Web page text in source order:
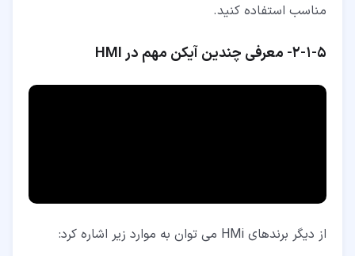
مناسب استفاده کنید.
۵‏-‏۱‏-‏۲‏- معرفی چندین آیکن مهم در HMI
از دیگر برندهای HMi می توان به موارد زیر اشاره کرد: